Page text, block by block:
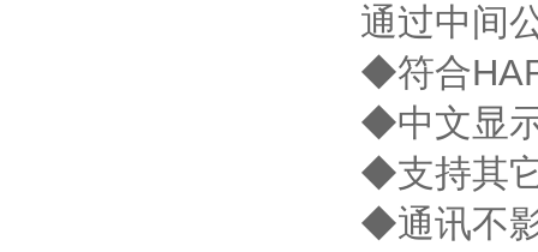
通过中间
◆符合
◆中文显
◆支持其
◆通讯不